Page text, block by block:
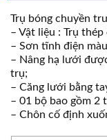
Trụ bóng chuyền
– Vật liệu : Trụ
– Sơn tĩnh điện
– Nâng hạ lưới
trụ;
– Căng lưới bằng
– 01 bộ bao gồm 2
– Chôn cố định